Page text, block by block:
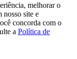
melhorar o
nosso site e
concorda com o
a Política de